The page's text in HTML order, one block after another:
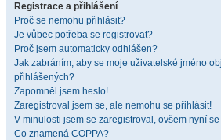
Registrace a přihlášení
Proč se nemohu přihlásit?
Je vůbec potřeba se registrovat?
Proč jsem automaticky odhlášen?
Jak zabráním, aby se moje uživatelské jméno
přihlášených?
Zapomněl jsem heslo!
Zaregistroval jsem se, ale nemohu se přihlásit!
V minulosti jsem se zaregistroval, ovšem nyní
Co znamená COPPA?